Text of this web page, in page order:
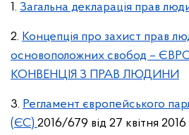
1. Загальна декларація прав
2. Концепція про захист прав
основоположних свобод –
КОНВЕНЦІЯ З ПРАВ ЛЮДИНИ
3. Регламент європейського
(ЄС) 2016/679 від 27 квітня